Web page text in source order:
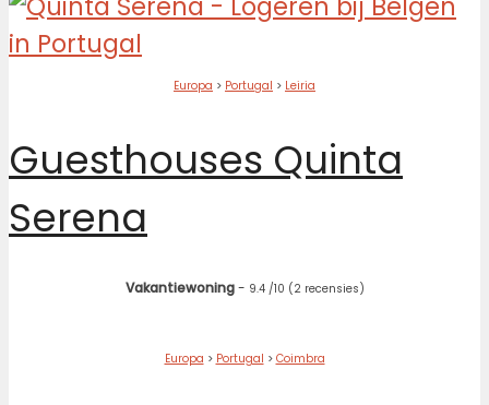
Europa > Portugal > Leiria
Guesthouses Quinta
Serena
Vakantiewoning- 9.4 /10 (2 recensies)
Europa > Portugal > Coimbra